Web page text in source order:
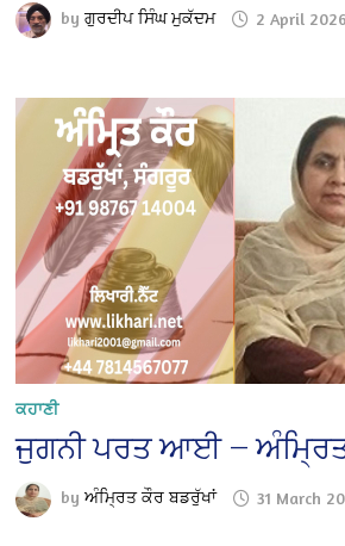
byਗੁਰਦੀਪ ਸਿੰਘ ਮੁਕੱਦਮ 2 April 2026
ਕਹਾਣੀ
ਜੁਗਨੀ ਪਰਤ ਆਈ —
byਅੰਮ੍ਰਿਤ ਕੌਰ ਬਡਰੁੱਖਾਂ 31 March